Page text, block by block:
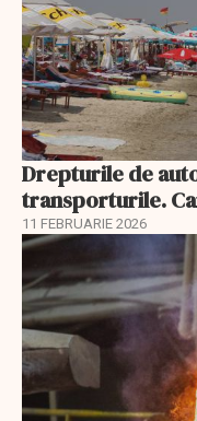
Drepturile de
transporturile.
11 FEBRUARIE 2026